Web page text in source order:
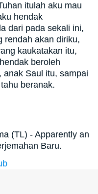
itulah aku mau
hendak
dari pada sekali ini,
rendah akan diriku,
kaukatakan itu,
beroleh
anak Saul itu, sampai
beranak.
(TL) - Apparently an
Baru.